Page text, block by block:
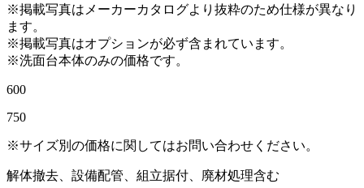
※掲載写真はメーカーカタログより抜粋のため仕様が異なり
ます。
※掲載写真はオプションが必ず含まれています。
※洗面台本体のみの価格です。
600
750
※サイズ別の価格に関してはお問い合わせください。
解体撤去、設備配管、組立据付、廃材処理含む